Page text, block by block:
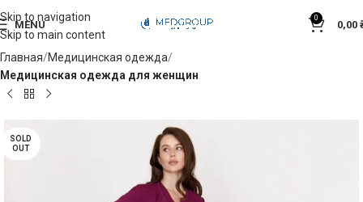
Skip to navigation
Skip to main content
MENU
0
0,00
Главная Медицинская одежда
Медицинская одежда для женщин
SOLD
OUT